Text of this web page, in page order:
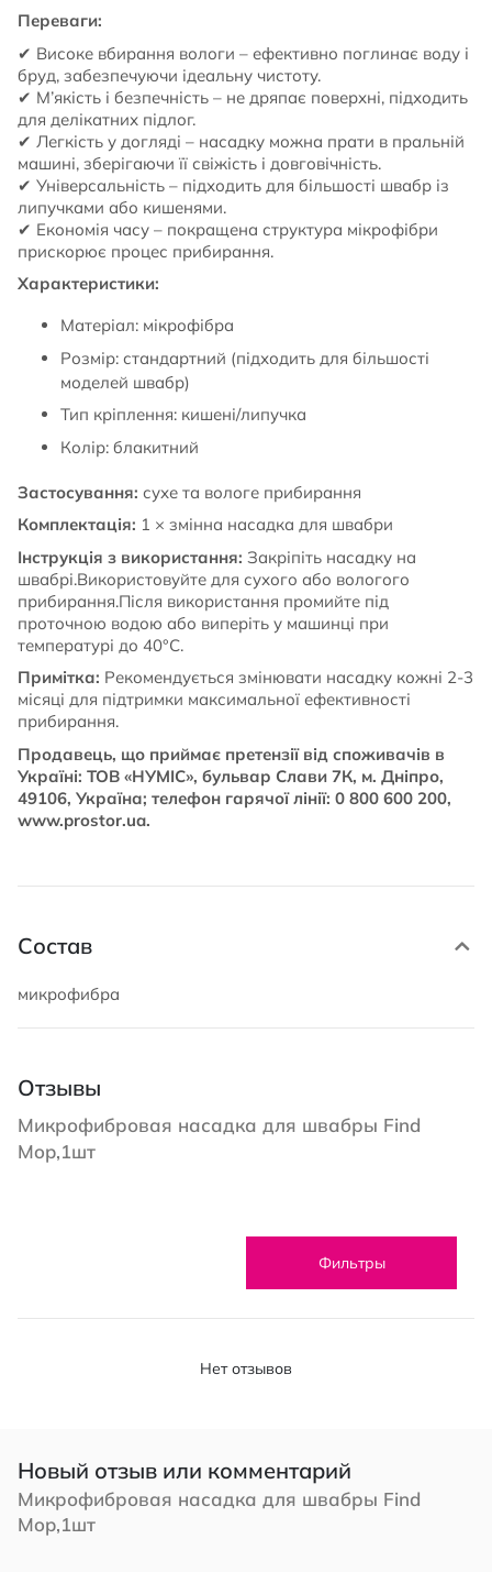
Переваги:
✔ Високе вбирання вологи – ефективно поглинає воду і
бруд, забезпечуючи ідеальну чистоту.
✔ М’якість і безпечність – не дряпає поверхні, підходить
для делікатних підлог.
✔ Легкість у догляді – насадку можна прати в пральній
машині, зберігаючи її свіжість і довговічність.
✔ Універсальність – підходить для більшості швабр із
липучками або кишенями.
✔ Економія часу – покращена структура мікрофібри
прискорює процес прибирання.
Характеристики:
Матеріал: мікрофібра
Розмір: стандартний (підходить для більшості
моделей швабр)
Тип кріплення: кишені/липучка
Колір: блакитний
Застосування: сухе та вологе прибирання
Комплектація: 1 × змінна насадка для швабри
Інструкція з використання: Закріпіть насадку на
швабрі.Використовуйте для сухого або вологого
прибирання.Після використання промийте під
проточною водою або виперіть у машинці при
температурі до 40°C.
Примітка: Рекомендується змінювати насадку кожні 2-3
місяці для підтримки максимальної ефективності
прибирання.
Продавець, що приймає претензії від споживачів в
Україні: ТОВ «НУМІС», бульвар Слави 7К, м. Дніпро,
49106, Україна; телефон гарячої лінії: 0 800 600 200,
www.prostor.ua.
Состав
микрофибра
Отзывы
Микрофибровая насадка для швабры Find
Mop,1шт
Фильтры
Нет отзывов
Новый отзыв или комментарий
Микрофибровая насадка для швабры Find
Mop,1шт